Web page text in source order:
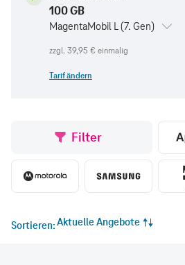
100 GB
MagentaMobil L (7. Gen)
zzgl. 39,95 € einmalig
Tarif ändern
Filter
Sortieren Aktuelle Angebote